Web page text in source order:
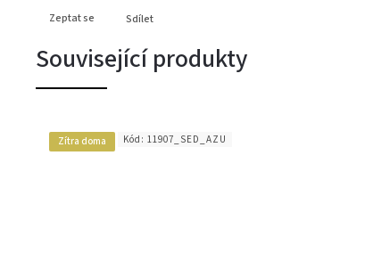
Zeptat se Sdílet
Související produkty
Zítra doma Kód: 11907_SED_AZU